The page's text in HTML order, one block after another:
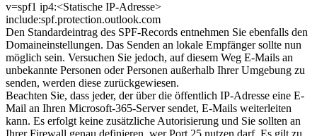
v=spf1 ip4:<Statische IP-Adresse>
include:spf.protection.outlook.com
Den Standardeintrag des SPF-Records entnehmen Sie ebenfalls den
Domaineinstellungen. Das Senden an lokale Empfänger sollte nun
möglich sein. Versuchen Sie jedoch, auf diesem Weg E-Mails an
unbekannte Personen oder Personen außerhalb Ihrer Umgebung zu
senden, werden diese zurückgewiesen.
Beachten Sie, dass jeder, der über die öffentlich IP-Adresse eine E-
Mail an Ihren Microsoft-365-Server sendet, E-Mails weiterleiten
kann. Es erfolgt keine zusätzliche Autorisierung und Sie sollten an